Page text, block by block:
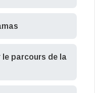
le parcours de la